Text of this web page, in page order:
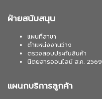
ฝ่ายสนับสนุน
แผนที่สาขา
ตำแหน่งงานว่าง
ตรวจสอบประกันสินค้า
นิตยสารออนไลน์ ส.ค. 2569
แผนกบริการลูกค้า